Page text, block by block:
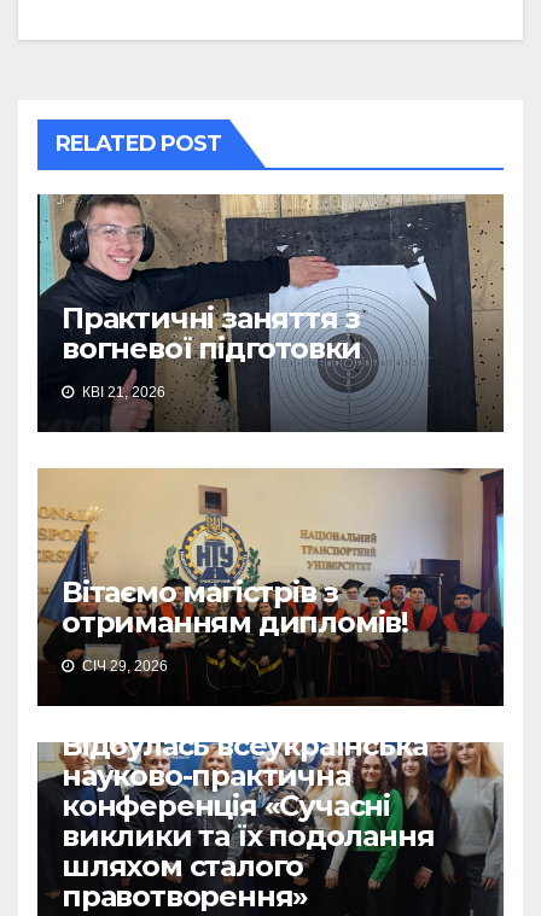
RELATED POST
Практичні заняття з
вогневої підготовки
КВІ 21, 2026
Вітаємо магістрів з
отриманням дипломів!
СІЧ 29, 2026
Відбулась всеукраїнська
науково-практична
конференція «Сучасні
виклики та їх подолання
шляхом сталого
правотворення»